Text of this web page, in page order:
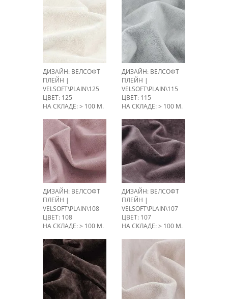
ДИЗАЙН: ВЕЛСОФТ
ПЛЕЙН |
VELSOFT\PLAIN\125
ЦВЕТ: 125
НА СКЛАДЕ: > 100 М.
ДИЗАЙН: ВЕЛСОФТ
ПЛЕЙН |
VELSOFT\PLAIN\115
ЦВЕТ: 115
НА СКЛАДЕ: > 100 М.
ДИЗАЙН: ВЕЛСОФТ
ПЛЕЙН |
VELSOFT\PLAIN\108
ЦВЕТ: 108
НА СКЛАДЕ: > 100 М.
ДИЗАЙН: ВЕЛСОФТ
ПЛЕЙН |
VELSOFT\PLAIN\107
ЦВЕТ: 107
НА СКЛАДЕ: > 100 М.